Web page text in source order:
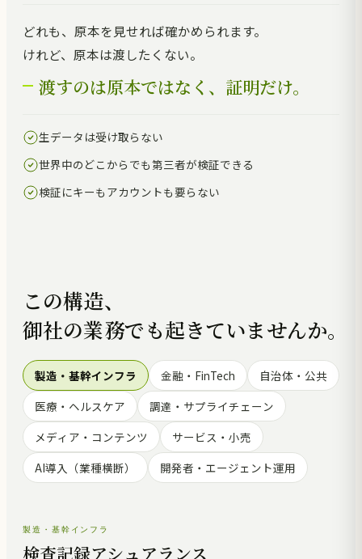
どれも、原本を見せれば確かめられます。
けれど、原本は渡したくない。
渡すのは原本ではなく、証明だけ。
生データは受け取らない
世界中のどこからでも第三者が検証できる
検証にキーもアカウントも要らない
この構造、
御社の業務でも起きていませんか。
製造・基幹インフラ 金融・FinTech
自治体・公共
医療・ヘルスケア
調達・サプライチェーン
メディア・コンテンツ
サービス・小売
AI導入（業種横断）
開発者・エージェント運用
製造・基幹インフラ
検査記録アシュアランス